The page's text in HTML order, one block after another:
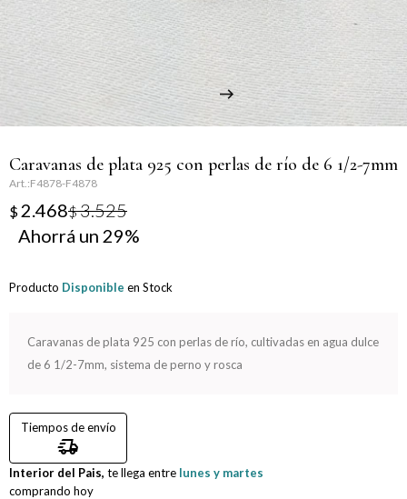
Caravanas de plata 925 con perlas de río de 6 1/2-7mm
F4878-F4878
$ 2.468$3.525
29
Producto Disponible en Stock
Caravanas de plata 925 con perlas de río, cultivadas en agua dulce
de 6 1/2-7mm, sistema de perno y rosca
Tiempos de envío
delivery_truck_speed
Interior del Pais, te llega entre lunes y martes
comprando hoy
Llaveros
Día de la Mujer
Día de la Secretaria
Día del Abuelo
Día del Amigo
Día del Maestro
Nacimiento
Compromiso
Día del niño